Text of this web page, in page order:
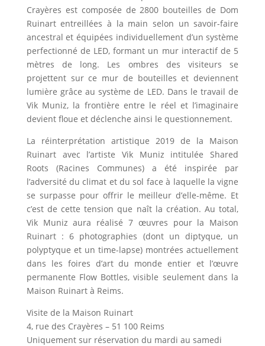
Crayères est composée de 2800 bouteilles de Dom
Ruinart entreillées à la main selon un savoir-faire
ancestral et équipées individuellement d’un système
perfectionné de LED, formant un mur interactif de 5
mètres de long. Les ombres des visiteurs se
projettent sur ce mur de bouteilles et deviennent
lumière grâce au système de LED. Dans le travail de
Vik Muniz, la frontière entre le réel et l’imaginaire
devient floue et déclenche ainsi le questionnement.
La réinterprétation artistique 2019 de la Maison
Ruinart avec l’artiste Vik Muniz intitulée Shared
Roots (Racines Communes) a été inspirée par
l’adversité du climat et du sol face à laquelle la vigne
se surpasse pour offrir le meilleur d’elle-même. Et
c’est de cette tension que naît la création. Au total,
Vik Muniz aura réalisé 7 œuvres pour la Maison
Ruinart : 6 photographies (dont un diptyque, un
polyptyque et un time-lapse) montrées actuellement
dans les foires d’art du monde entier et l’œuvre
permanente Flow Bottles, visible seulement dans la
Maison Ruinart à Reims.
Visite de la Maison Ruinart
4, rue des Crayères – 51 100 Reims
Uniquement sur réservation du mardi au samedi